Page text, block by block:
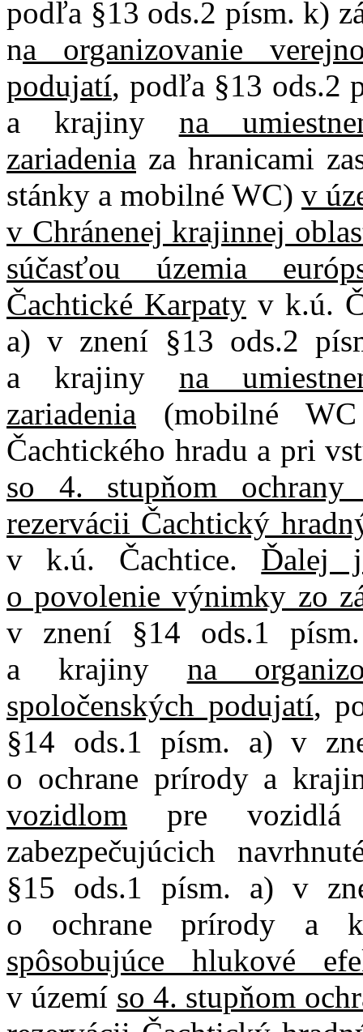
podľa §13 ods.2 písm. k)
na organizovanie
podujatí, podľa §13 ods.2
a krajiny na
zariadenia za hranicami
stánky a mobilné WC) v
v Chránenej krajinnej
súčasťou územia
Čachtické Karpatyv k.ú.
a) v znení §13 ods.2
a krajiny na
zariadenia (mobilné
Čachtického hradu a pri
so 4. stupňom
rezervácii Čachtický
v k.ú. Čachtice. Ďalej
o povolenie výnimky zo
v znení §14 ods.1
a krajiny na
spoločenských podujatí,
§14 ods.1 písm. a) v
o ochrane prírody a
vozidlom pre vozidlá
zabezpečujúcich
§15 ods.1 písm. a) v
o ochrane prírody a
spôsobujúce hlukové
v území so 4. stupňom